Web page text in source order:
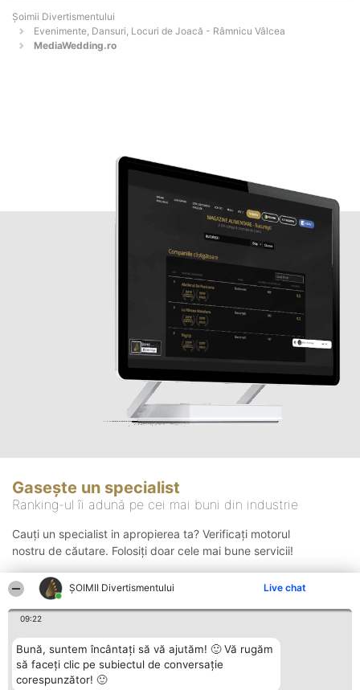
ŞOIMII Divertismentului Live chat
09:22
Bună, suntem încântați să vă ajutăm! 🙂 Vă rugăm
să faceți clic pe subiectul de conversație
corespunzător! 🙂
Şoimii Divertismentului
Evenimente, Dansuri, Locuri de Joacă - Râmnicu Vâlcea
MediaWedding.ro
Gasește un specialist
Ranking-ul îi adună pe cei mai buni din industrie
Cauți un specialist in apropierea ta? Verificați motorul
nostru de căutare. Folosiți doar cele mai bune servicii!